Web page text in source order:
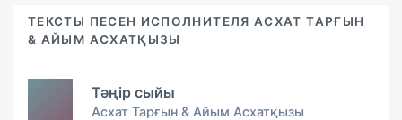
ТЕКСТЫ ПЕСЕН ИСПОЛНИТЕЛЯ АСХАТ ТАРҒЫН
& АЙЫМ АСХАТҚЫЗЫ
Тәңір сыйы
Асхат Тарғын & Айым Асхатқызы